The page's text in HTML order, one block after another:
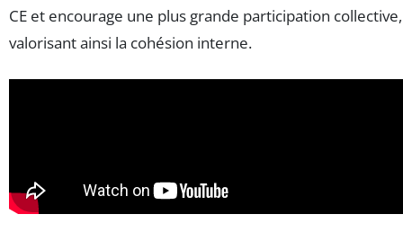
CE et encourage une plus grande participation collective,
valorisant ainsi la cohésion interne.